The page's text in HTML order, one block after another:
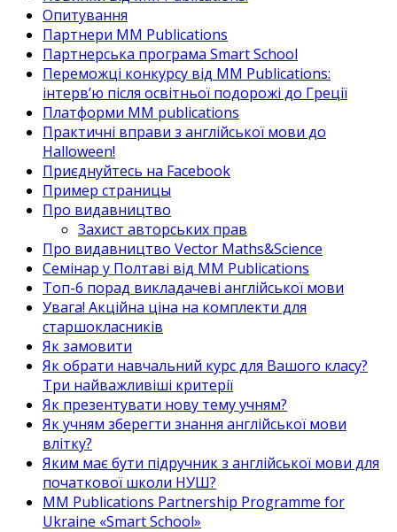
Опитування
Партнери MM Publications
Партнерська програма Smart School
Переможці конкурсу від MM Publications:
інтерв’ю після освітньої подорожі до Греції
Платформи MM publications
Практичні вправи з англійської мови до
Halloween!
Приєднуйтесь на Facebook
Пример страницы
Про видавництво
Захист авторських прав
Про видавництво Vector Maths&Science
Семінар у Полтаві від MM Publications
Топ-6 порад викладачеві англійської мови
Увага! Акційна ціна на комплекти для
старшокласників
Як замовити
Як обрати навчальний курс для Вашого класу?
Три найважливіші критерії
Як презентувати нову тему учням?
Як учням зберегти знання англійської мови
влітку?
Яким має бути підручник з англійської мови для
початкової школи НУШ?
MM Publications Partnership Programme for
Ukraine «Smart School»